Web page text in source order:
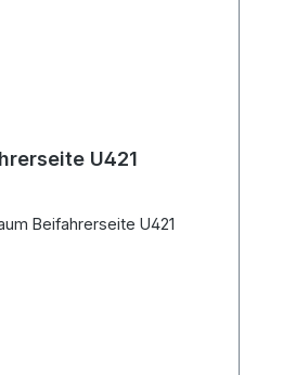
U421
Beifahrerseite U421